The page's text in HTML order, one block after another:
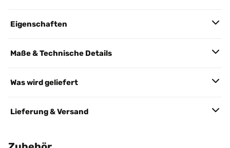
Eigenschaften
Maße & Technische Details
Was wird geliefert
Lieferung & Versand